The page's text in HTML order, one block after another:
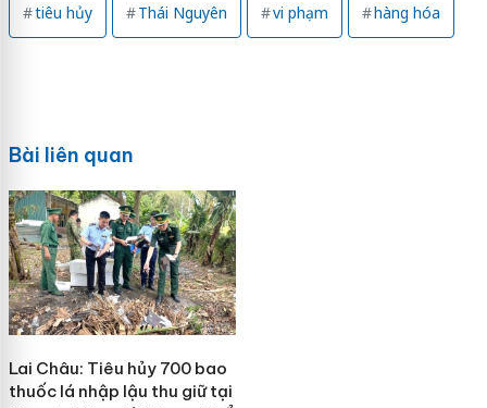
tiêu hủy Thái Nguyên vi phạm hàng hóa
Bài liên quan
Lai Châu: Tiêu hủy 700 bao
thuốc lá nhập lậu thu giữ tại